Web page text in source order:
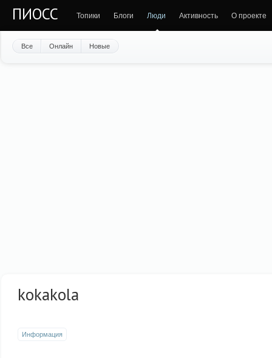
ПИОСС Топики Блоги Люди Активность О проекте
Все Онлайн Новые
kokakola
Информация